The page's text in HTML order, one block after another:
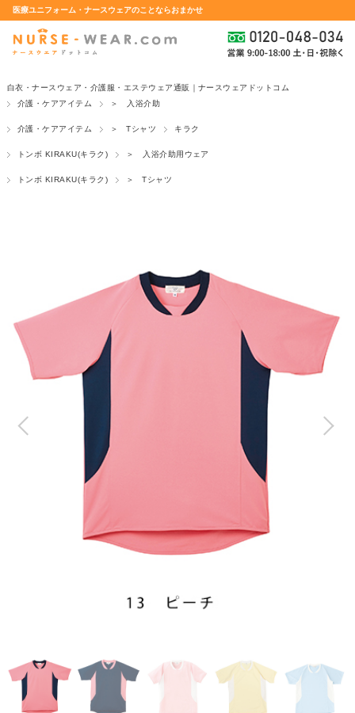
医療ユニフォーム・ナースウェアのことならおまかせ
白衣・ナースウェア・介護服・エステウェア通販｜ナースウェアドットコム
介護・ケアアイテム
＞ 入浴介助
介護・ケアアイテム ＞ Tシャツ キラク
トンボ KIRAKU(キラク) ＞ 入浴介助用ウェア
トンボ KIRAKU(キラク) ＞ Tシャツ